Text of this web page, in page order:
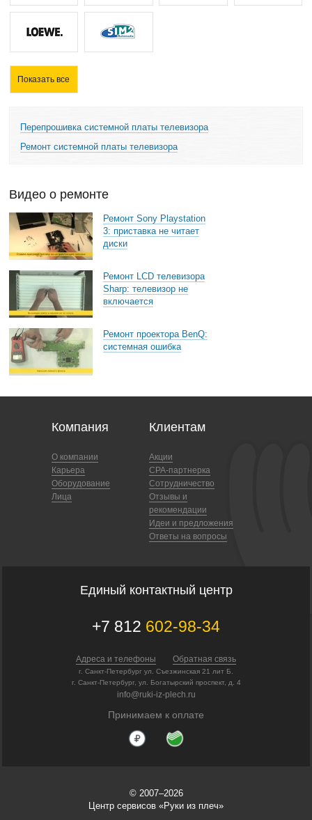
Показать все
Перепрошивка системной платы телевизора
Ремонт системной платы телевизора
Видео о ремонте
Ремонт Sony Playstation
3: приставка не читает
диски
Ремонт LCD телевизора
Sharp: телевизор не
включается
Ремонт проектора BenQ:
системная ошибка
Компания
О компании
Карьера
Оборудование
Лица
Клиентам
Акции
CPA-партнерка
Сотрудничество
Отзывы и
рекомендации
Идеи и предложения
Ответы на вопросы
Единый контактный центр
+7 812 602-98-34
Адреса и телефоны Обратная связь
г. Санкт-Петербург ул. Съезжинская 21 лит Б.
г. Санкт-Петербург, ул. Богатырский проспект, д. 4
info@ruki-iz-plech.ru
Принимаем к оплате
© 2007–2026
Центр сервисов «Руки из плеч»